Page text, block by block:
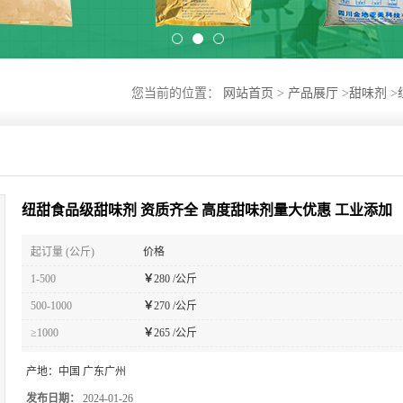
您当前的位置： 网站首页 > 产品展厅 >甜味剂 >
纽甜食品级甜味剂 资质齐全 高度甜味剂量大优惠 工业添加
起订量 (公斤) 价格
1-500 ￥280 /公斤
500-1000 ￥270 /公斤
≥1000 ￥265 /公斤
产地： 中国 广东广州
发布日期： 2024-01-26